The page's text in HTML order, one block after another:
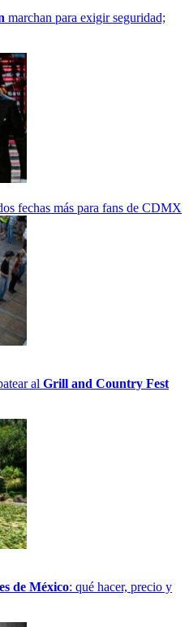
marchan para exigir seguridad;
fechas más para fans de CDMX
al Grill and Country Fest
de México: qué hacer, precio y